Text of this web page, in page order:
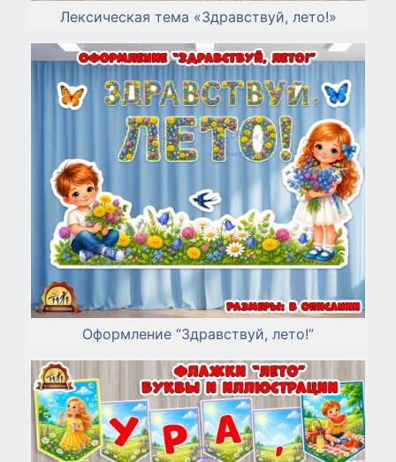
Лексическая тема «Здравствуй, лето!»
Оформление “Здравствуй, лето!”